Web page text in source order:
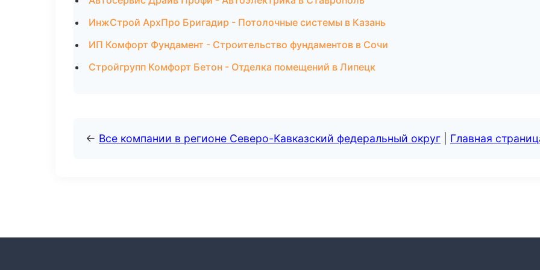
ИнжСтрой АрхПро Бригадир - Потолочные системы в Казань
ИП Комфорт Фундамент - Строительство фундаментов в Сочи
Стройгрупп Комфорт Бетон - Отделка помещений в Липецк
← Все компании в регионе Северо-Кавказский федеральный округ Главная